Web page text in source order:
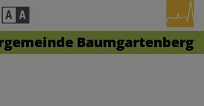
Baumgartenberg